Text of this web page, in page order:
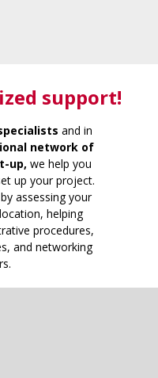
support!
and in
network of
up, we help you
up your project.
assessing your
helping
procedures,
and networking